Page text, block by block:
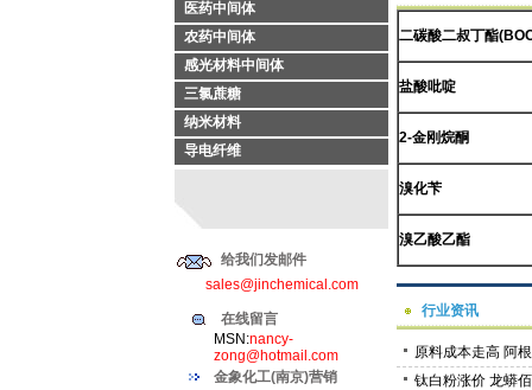
医药中间体
农药中间体
感光材料中间体
三氯蔗糖
纳米材料
导电纤维
给我们发邮件
sales@jinchemical.com
在线留言
MSN:nancy-
zong@hotmail.com
金象化工(南京)营销
二碳酸二叔丁酯
盐酸吡啶
2-金刚烷酮
溴化苄
溴乙酸乙酯
行业资讯
原料成本走高 阿
钛白粉涨价 龙蟒